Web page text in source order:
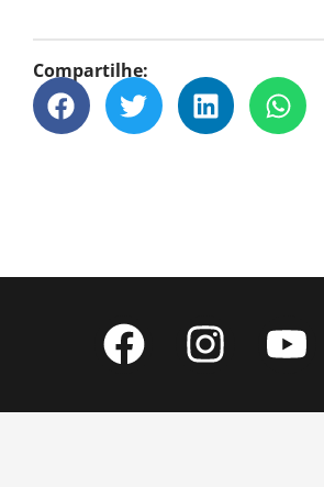
Compartilhe: